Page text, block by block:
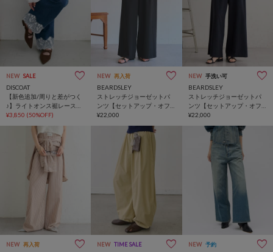
NEW SALE
DISCOAT
【新色追加/周りと差がつく
♪】ライトオンス裾レースデ
ニムストレートパンツ
¥3,850 (50%OFF)
NEW 再入荷
BEARDSLEY
ストレッチジョーゼットパ
ンツ【セットアップ・オフ
ィスカジュアル】
¥22,000
NEW 手洗い可
BEARDSLEY
ストレッチジョーゼットパ
ンツ【セットアップ・オフ
ィスカジュアル】
¥22,000
NEW 再入荷 NEW TIME SALE NEW 予約